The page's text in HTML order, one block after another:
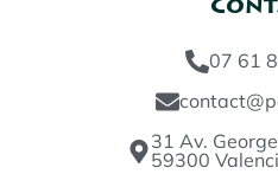
07 61
31 Av.
59300